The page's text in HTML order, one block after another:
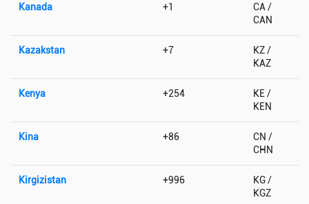
Kanada +1
CA /
CAN
Kazakstan +7
KZ /
KAZ
Kenya +254
KE /
KEN
Kina +86
CN /
CHN
Kirgizistan +996
KG /
KGZ